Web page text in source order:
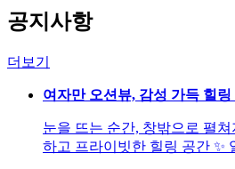
공지사항
더보기
여자만 오션뷰, 감성 가득 힐링
눈을 뜨는 순간, 창밖으로 펼
하고 프라이빗한 힐링 공간 ✨